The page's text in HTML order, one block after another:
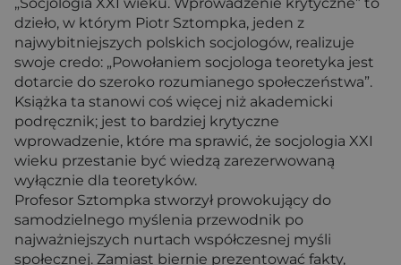
dzieło, w którym Piotr Sztompka, jeden z
najwybitniejszych polskich socjologów, realizuje
swoje credo: „Powołaniem socjologa teoretyka jest
dotarcie do szeroko rozumianego społeczeństwa”.
Książka ta stanowi coś więcej niż akademicki
podręcznik; jest to bardziej krytyczne
wprowadzenie, które ma sprawić, że socjologia XXI
wieku przestanie być wiedzą zarezerwowaną
wyłącznie dla teoretyków.
Profesor Sztompka stworzył prowokujący do
samodzielnego myślenia przewodnik po
najważniejszych nurtach współczesnej myśli
społecznej. Zamiast biernie prezentować fakty,